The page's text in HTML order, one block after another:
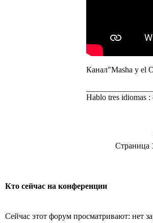
Канал"Masha y el
Hablo tres idiomas :
Страница
Кто сейчас на конференции
Сейчас этот форум просматривают: нет